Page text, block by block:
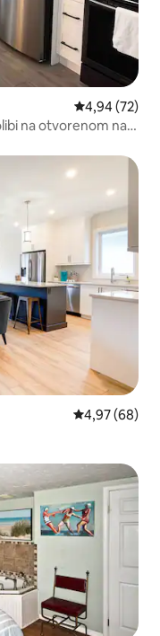
Prosječna
4,94 (72)
na otvorenom na
Prosječna
4,97 (68)